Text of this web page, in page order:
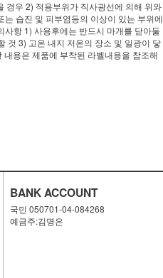
경우 2) 적용부위가 직사광선에 의해 위와
습진 및 피부염등의 이상이 있는 부위에
항 1) 사용후에는 반드시 마개를 닫아둘
것 3) 고온 내지 저온의 장소 및 일광이 닿
용은 제품에 부착된 라벨내용을 참조해
BANK ACCOUNT
국민 050701-04-084268
예금주:김명은